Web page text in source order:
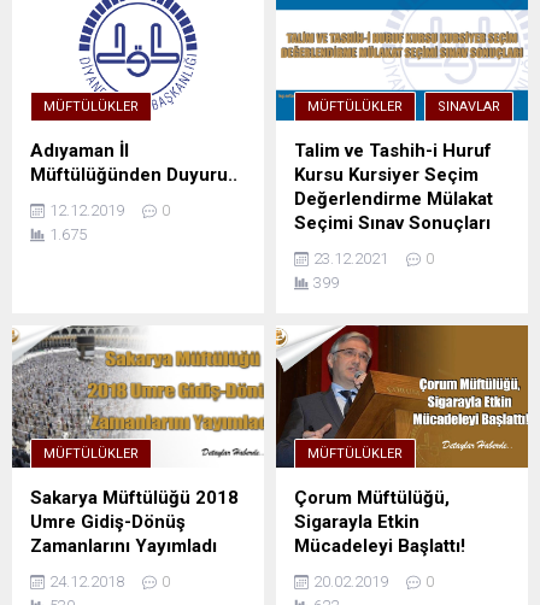
MÜFTÜLÜKLER
Adıyaman İl
Müftülüğünden Duyuru..
12.12.2019
0
1.675
MÜFTÜLÜKLER SINAVLAR
Talim ve Tashih-i Huruf
Kursu Kursiyer Seçim
Değerlendirme Mülakat
Seçimi Sınav Sonuçları
23.12.2021
0
399
MÜFTÜLÜKLER
Sakarya Müftülüğü 2018
Umre Gidiş-Dönüş
Zamanlarını Yayımladı
24.12.2018
0
MÜFTÜLÜKLER
Çorum Müftülüğü,
Sigarayla Etkin
Mücadeleyi Başlattı!
20.02.2019
0